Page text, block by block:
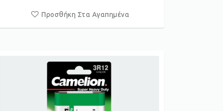
Προσθήκη Στα Αγαπημένα